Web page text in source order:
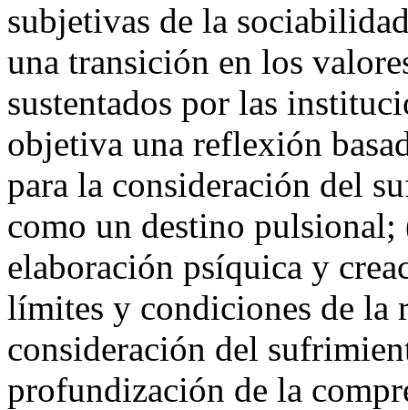
subjetivas de la
una transición en los
sustentados por las
objetiva una reflexión
para la consideración del
como un destino
elaboración psíquica y
límites y condiciones de la
consideración del
profundización de la